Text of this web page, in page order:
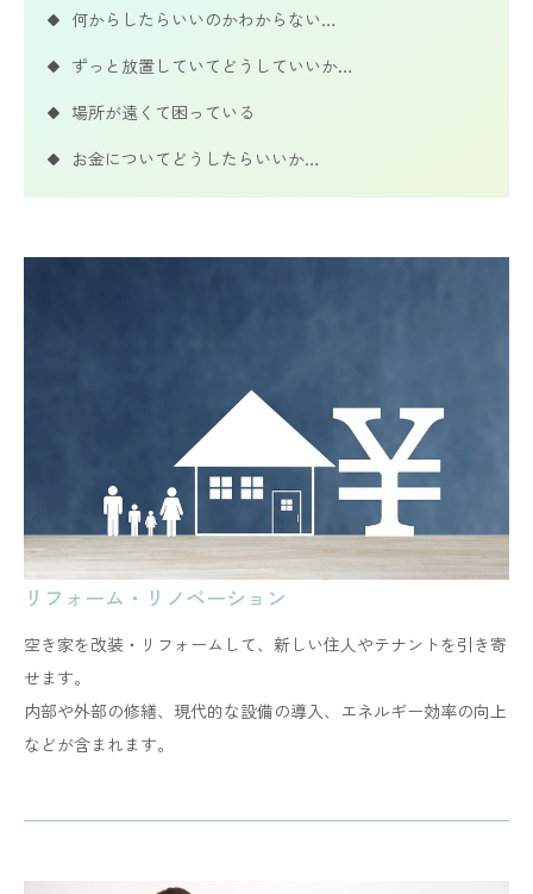
何からしたらいいのかわからない…
ずっと放置していてどうしていいか…
場所が遠くて困っている
お金についてどうしたらいいか…
リフォーム・リノベーション
空き家を改装・リフォームして、新しい住人やテナントを引き寄
せます。
​​​​​​​内部や外部の修繕、現代的な設備の導入、エネルギー効率の向上
などが含まれます。